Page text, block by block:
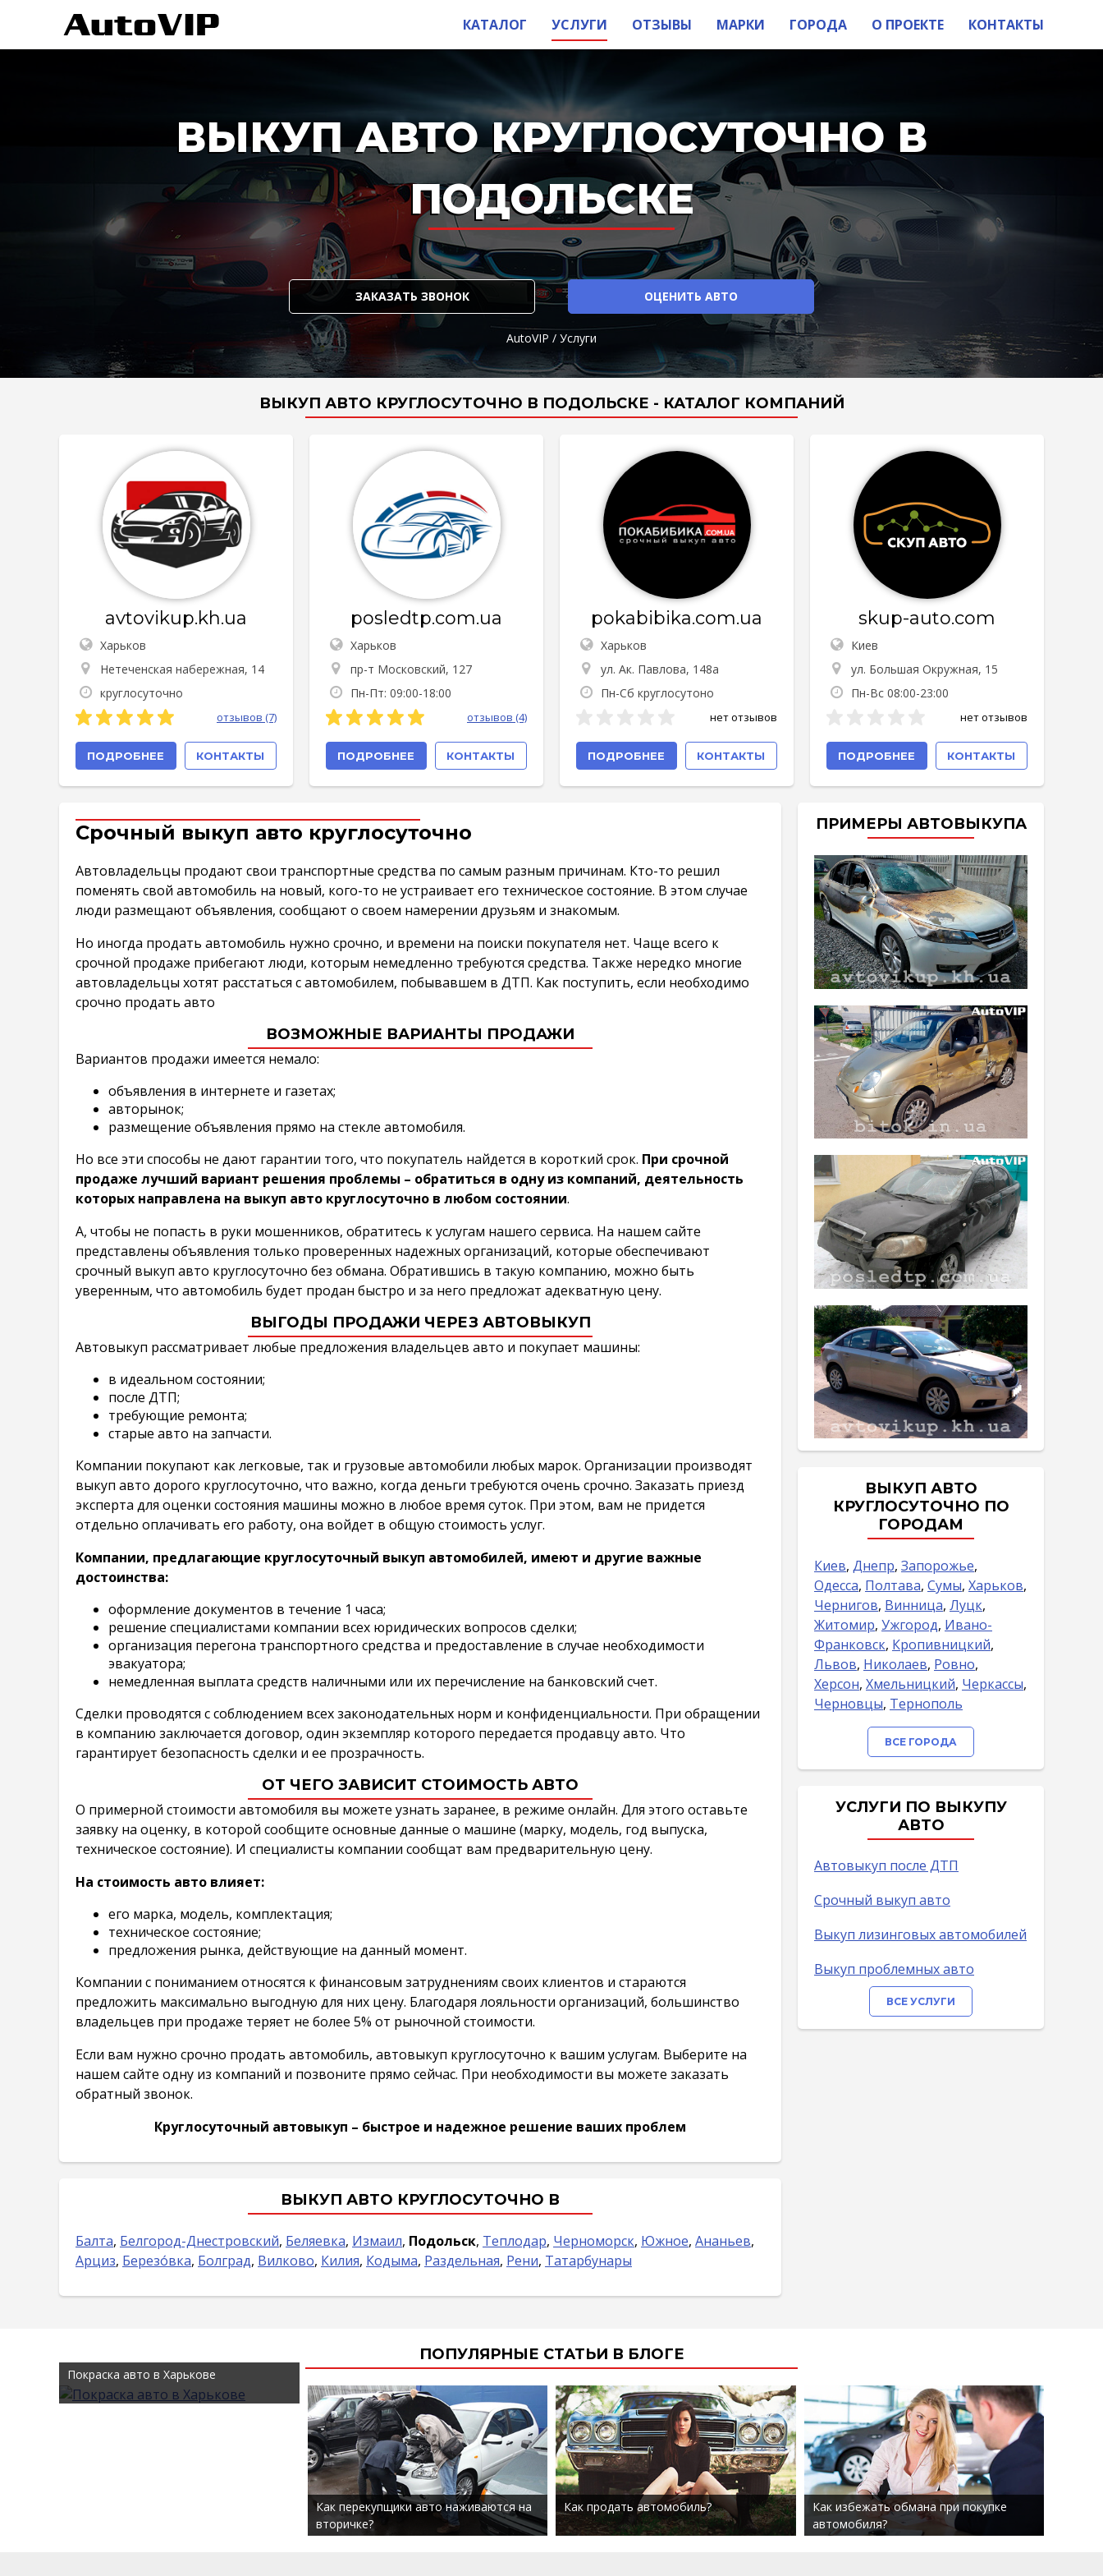
КАТАЛОГ УСЛУГИ ОТЗЫВЫ МАРКИ ГОРОДА О ПРОЕКТЕ КОНТАКТЫ
ВЫКУП АВТО КРУГЛОСУТОЧНО В
ПОДОЛЬСКЕ
ЗАКАЗАТЬ ЗВОНОК ОЦЕНИТЬ АВТО
AutoVIP / Услуги
ВЫКУП АВТО КРУГЛОСУТОЧНО В ПОДОЛЬСКЕ - КАТАЛОГ КОМПАНИЙ
avtovikup.kh.ua
Харьков
Нетеченская набережная, 14
круглосуточно
отзывов (7)
ПОДРОБНЕЕ КОНТАКТЫ
posledtp.com.ua
Харьков
пр-т Московский, 127
Пн-Пт: 09:00-18:00
отзывов (4)
ПОДРОБНЕЕ КОНТАКТЫ
pokabibika.com.ua
Харьков
ул. Ак. Павлова, 148а
Пн-Сб круглосутоно
нет отзывов
ПОДРОБНЕЕ КОНТАКТЫ
skup-auto.com
Киев
ул. Большая Окружная, 15
Пн-Вс 08:00-23:00
нет отзывов
ПОДРОБНЕЕ КОНТАКТЫ
Срочный выкуп авто круглосуточно
Автовладельцы продают свои транспортные средства по самым разным причинам. Кто-то решил
поменять свой автомобиль на новый, кого-то не устраивает его техническое состояние. В этом случае
люди размещают объявления, сообщают о своем намерении друзьям и знакомым.
Но иногда продать автомобиль нужно срочно, и времени на поиски покупателя нет. Чаще всего к
срочной продаже прибегают люди, которым немедленно требуются средства. Также нередко многие
автовладельцы хотят расстаться с автомобилем, побывавшем в ДТП. Как поступить, если необходимо
срочно продать авто
ВОЗМОЖНЫЕ ВАРИАНТЫ ПРОДАЖИ
Вариантов продажи имеется немало:
объявления в интернете и газетах;
авторынок;
размещение объявления прямо на стекле автомобиля.
Но все эти способы не дают гарантии того, что покупатель найдется в короткий срок. При срочной
продаже лучший вариант решения проблемы – обратиться в одну из компаний, деятельность
которых направлена на выкуп авто круглосуточно в любом состоянии.
А, чтобы не попасть в руки мошенников, обратитесь к услугам нашего сервиса. На нашем сайте
представлены объявления только проверенных надежных организаций, которые обеспечивают
срочный выкуп авто круглосуточно без обмана. Обратившись в такую компанию, можно быть
уверенным, что автомобиль будет продан быстро и за него предложат адекватную цену.
ВЫГОДЫ ПРОДАЖИ ЧЕРЕЗ АВТОВЫКУП
Автовыкуп рассматривает любые предложения владельцев авто и покупает машины:
в идеальном состоянии;
после ДТП;
требующие ремонта;
старые авто на запчасти.
Компании покупают как легковые, так и грузовые автомобили любых марок. Организации производят
выкуп авто дорого круглосуточно, что важно, когда деньги требуются очень срочно. Заказать приезд
эксперта для оценки состояния машины можно в любое время суток. При этом, вам не придется
отдельно оплачивать его работу, она войдет в общую стоимость услуг.
Компании, предлагающие круглосуточный выкуп автомобилей, имеют и другие важные
достоинства:
оформление документов в течение 1 часа;
решение специалистами компании всех юридических вопросов сделки;
организация перегона транспортного средства и предоставление в случае необходимости
эвакуатора;
немедленная выплата средств наличными или их перечисление на банковский счет.
Сделки проводятся с соблюдением всех законодательных норм и конфиденциальности. При обращении
в компанию заключается договор, один экземпляр которого передается продавцу авто. Что
гарантирует безопасность сделки и ее прозрачность.
ОТ ЧЕГО ЗАВИСИТ СТОИМОСТЬ АВТО
О примерной стоимости автомобиля вы можете узнать заранее, в режиме онлайн. Для этого оставьте
заявку на оценку, в которой сообщите основные данные о машине (марку, модель, год выпуска,
техническое состояние). И специалисты компании сообщат вам предварительную цену.
На стоимость авто влияет:
его марка, модель, комплектация;
техническое состояние;
предложения рынка, действующие на данный момент.
Компании с пониманием относятся к финансовым затруднениям своих клиентов и стараются
предложить максимально выгодную для них цену. Благодаря лояльности организаций, большинство
владельцев при продаже теряет не более 5% от рыночной стоимости.
Если вам нужно срочно продать автомобиль, автовыкуп круглосуточно к вашим услугам. Выберите на
нашем сайте одну из компаний и позвоните прямо сейчас. При необходимости вы можете заказать
обратный звонок.
Круглосуточный автовыкуп – быстрое и надежное решение ваших проблем
ВЫКУП АВТО КРУГЛОСУТОЧНО В
Балта, Белгород-Днестровский, Беляевка, Измаил, Подольск, Теплодар, Черноморск, Южное, Ананьев,
Арциз, Березо́вка, Болград, Вилково, Килия, Кодыма, Раздельная, Рени, Татарбунары
ПРИМЕРЫ АВТОВЫКУПА
ВЫКУП АВТО
КРУГЛОСУТОЧНО ПО
ГОРОДАМ
Киев, Днепр, Запорожье,
Одесса, Полтава, Сумы, Харьков,
Чернигов, Винница, Луцк,
Житомир, Ужгород, Ивано-
Франковск, Кропивницкий,
Львов, Николаев, Ровно,
Херсон, Хмельницкий, Черкассы,
Черновцы, Тернополь
ВСЕ ГОРОДА
УСЛУГИ ПО ВЫКУПУ
АВТО
Автовыкуп после ДТП
Срочный выкуп авто
Выкуп лизинговых автомобилей
Выкуп проблемных авто
ВСЕ УСЛУГИ
ПОПУЛЯРНЫЕ СТАТЬИ В БЛОГЕ
Покраска авто в Харькове
Как перекупщики авто наживаются на
вторичке?
Как продать автомобиль?
Как избежать обмана при покупке
автомобиля?